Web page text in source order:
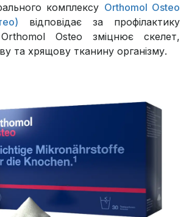
комплексу Orthomol Osteo
відповідає за профілактику
Osteo зміцнює скелет,
та хрящову тканину організму.